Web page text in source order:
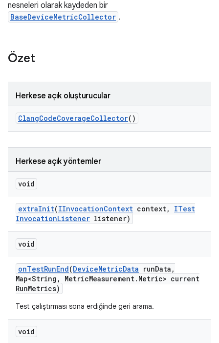
nesneleri olarak kaydeden bir
BaseDeviceMetricCollector .
Özet
Herkese açık oluşturucular
ClangCodeCoverageCollector()
Herkese açık yöntemler
void
extraInit(IInvocationContext context,
ITest
InvocationListener listener)
void
onTestRunEnd(DeviceMetricData runData ,
Map<String , MetricMeasurement. Metric> current
RunMetrics)
Test çalıştırması sona erdiğinde geri arama.
void